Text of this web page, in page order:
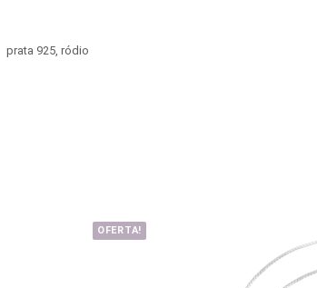
prata 925, ródio
OFERTA!